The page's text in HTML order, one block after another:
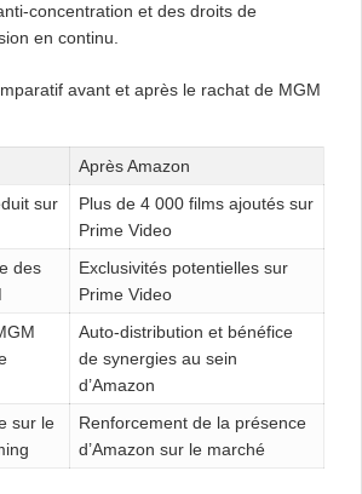
concentration et des droits de
en continu.
avant et après le rachat de MGM
Après Amazon
sur
Plus de 4 000 films ajoutés sur
Prime Video
des
Exclusivités potentielles sur
Prime Video
Auto-distribution et bénéfice
de synergies au sein
d’Amazon
sur le
Renforcement de la présence
d’Amazon sur le marché